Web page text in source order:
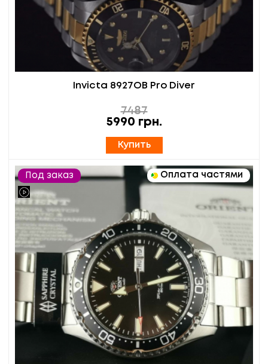
Invicta 8927OB Pro Diver
7487
5990 грн.
Купить
Под заказ Оплата частями